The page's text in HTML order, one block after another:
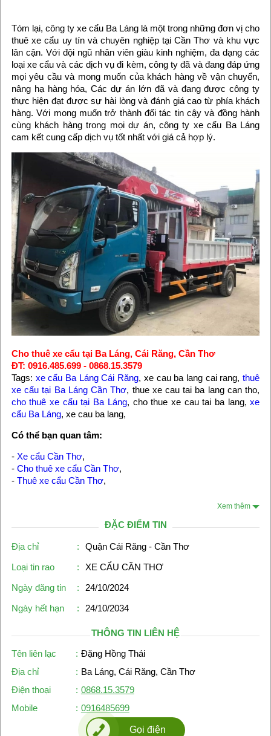
Tóm lại, công ty xe cẩu Ba Láng là một trong những đơn vị cho
thuê xe cẩu uy tín và chuyên nghiệp tại Cần Thơ và khu vực
lân cận. Với đội ngũ nhân viên giàu kinh nghiệm, đa dạng các
loại xe cẩu và các dịch vụ đi kèm, công ty đã và đang đáp ứng
mọi yêu cầu và mong muốn của khách hàng về vận chuyển,
nâng hạ hàng hóa, Các dự án lớn đã và đang được công ty
thực hiện đạt được sự hài lòng và đánh giá cao từ phía khách
hàng. Với mong muốn trở thành đối tác tin cậy và đồng hành
cùng khách hàng trong mọi dự án, công ty xe cẩu Ba Láng
cam kết cung cấp dịch vụ tốt nhất với giá cả hợp lý.
Cho thuê xe cẩu tại Ba Láng, Cái Răng, Cần Thơ
ĐT: 0916.485.699 - 0868.15.3579
Tags: xe cẩu Ba Láng Cái Răng, xe cau ba lang cai rang,thuê
xe cẩu tại Ba Láng Cần Thơ, thue xe cau tai ba lang can tho,
cho thuê xe cẩu tại Ba Láng, cho thue xe cau tai ba lang,xe
cẩu Ba Láng, xe cau ba lang,
Có thể bạn quan tâm:
- Xe cẩu Cần Thơ,
- Cho thuê xe cẩu Cần Thơ,
- Thuê xe cẩu Cần Thơ,
Xem thêm
ĐẶC ĐIỂM TIN
Địa chỉ :
Quận Cái Răng - Cần Thơ
Loại tin rao
:
XE CẨU CẦN THƠ
Ngày đăng tin
:
24/10/2024
Ngày hết hạn
: 24/10/2034
THÔNG TIN LIÊN HỆ
Tên liên lạc
: Đặng Hồng Thái
Địa chỉ
: Ba Láng, Cái Răng, Cần Thơ
Điện thoại
: 0868.15.3579
Mobile
: 0916485699
Gọi điện